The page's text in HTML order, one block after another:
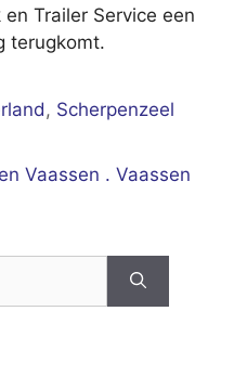
Trailer Service een
terugkomt.
, Scherpenzeel
Vaassen . Vaassen